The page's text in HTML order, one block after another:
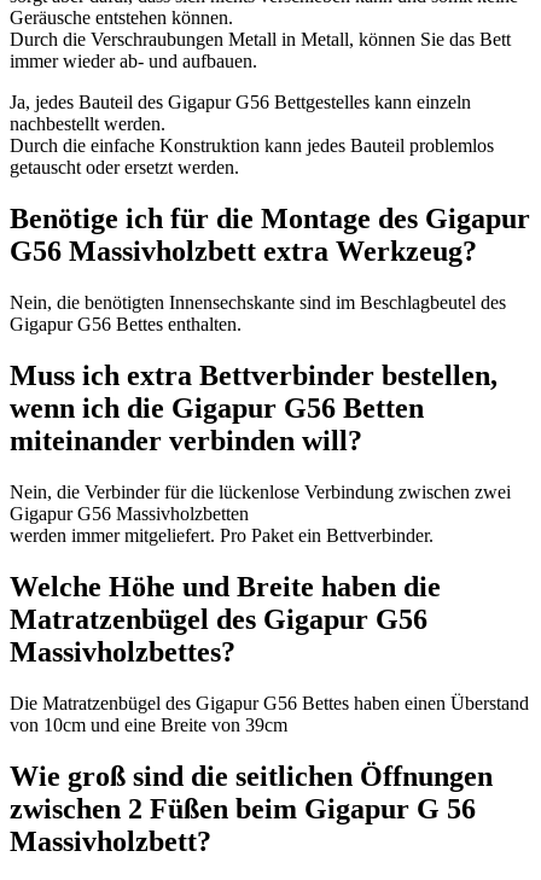
Geräusche entstehen können.
Durch die Verschraubungen Metall in Metall, können Sie das Bett
immer wieder ab- und aufbauen.
Ja, jedes Bauteil des Gigapur G56 Bettgestelles kann einzeln
nachbestellt werden.
Durch die einfache Konstruktion kann jedes Bauteil problemlos
getauscht oder ersetzt werden.
Benötige ich für die Montage des Gigapur
G56 Massivholzbett extra Werkzeug?
Nein, die benötigten Innensechskante sind im Beschlagbeutel des
Gigapur G56 Bettes enthalten.
Muss ich extra Bettverbinder bestellen,
wenn ich die Gigapur G56 Betten
miteinander verbinden will?
Nein, die Verbinder für die lückenlose Verbindung zwischen zwei
Gigapur G56 Massivholzbetten
werden immer mitgeliefert. Pro Paket ein Bettverbinder.
Welche Höhe und Breite haben die
Matratzenbügel des Gigapur G56
Massivholzbettes?
Die Matratzenbügel des Gigapur G56 Bettes haben einen Überstand
von 10cm und eine Breite von 39cm
Wie groß sind die seitlichen Öffnungen
zwischen 2 Füßen beim Gigapur G 56
Massivholzbett?